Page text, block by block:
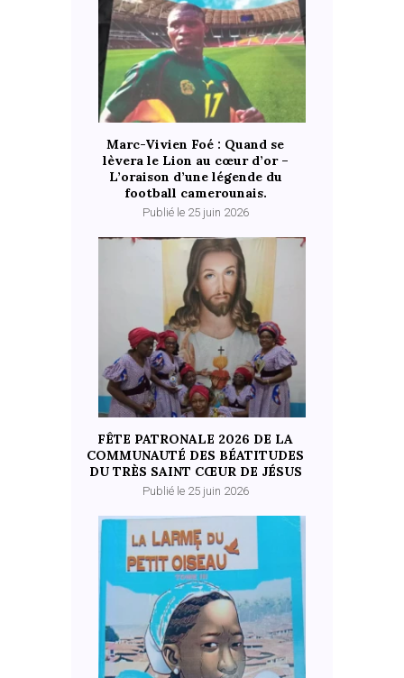
Marc-Vivien Foé : Quand se
lèvera le Lion au cœur d’or –
L’oraison d’une légende du
football camerounais.
Publié le 25 juin 2026
FÊTE PATRONALE 2026 DE LA
COMMUNAUTÉ DES BÉATITUDES
DU TRÈS SAINT CŒUR DE JÉSUS
Publié le 25 juin 2026